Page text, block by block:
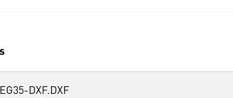
DXF.DXF